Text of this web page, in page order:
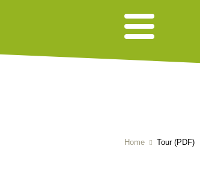
Home Tour (PDF)